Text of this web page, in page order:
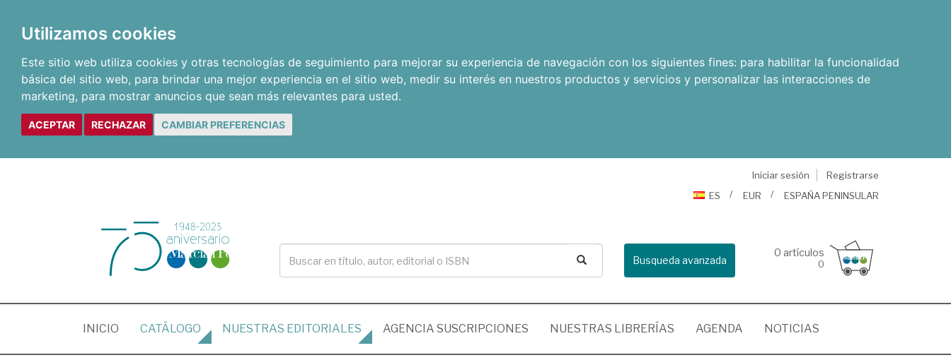
Utilizamos cookies
Este sitio web utiliza cookies y otras tecnologías de seguimiento para mejorar su experiencia de navegación con los siguientes fines: para habilitar la funcionalidad
básica del sitio web, para brindar una mejor experiencia en el sitio web, medir su interés en nuestros productos y servicios y personalizar las interacciones de
marketing, para mostrar anuncios que sean más relevantes para usted.
ACEPTAR RECHAZAR CAMBIAR PREFERENCIAS
Iniciar sesión
Registrarse
ES
EUR ESPAÑA PENINSULAR
Busqueda avanzada
0 artículos
0
INICIO (CURRENT)
CATÁLOGO NUESTRAS EDITORIALES AGENCIA SUSCRIPCIONES NUESTRAS LIBRERÍAS AGENDA NOTICIAS